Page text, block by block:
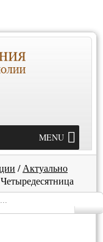
MENU
/ Актуально